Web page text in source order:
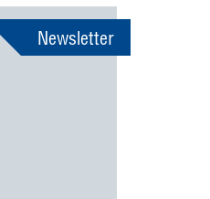
Newsletter